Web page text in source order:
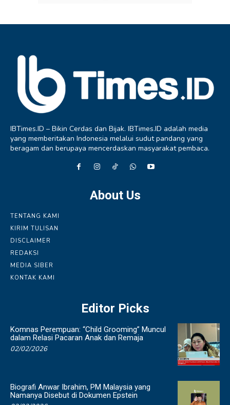
IBTimes.ID – Bikin Cerdas dan Bijak. IBTimes.ID adalah media
yang memberitakan Indonesia melalui sudut pandang yang
beragam dan berupaya mencerdaskan masyarakat pembaca.
About Us
TENTANG KAMI
KIRIM TULISAN
DISCLAIMER
REDAKSI
MEDIA SIBER
KONTAK KAMI
Editor Picks
Komnas Perempuan: “Child Grooming” Muncul
dalam Relasi Pacaran Anak dan Remaja
02/02/2026
Biografi Anwar Ibrahim, PM Malaysia yang
Namanya Disebut di Dokumen Epstein